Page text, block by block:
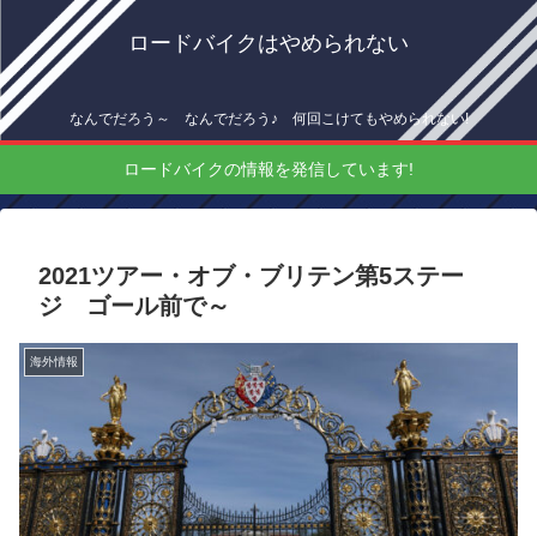
ロードバイクはやめられない
なんでだろう～ なんでだろう♪ 何回こけてもやめられない!
ロードバイクの情報を発信しています!
2021ツアー・オブ・ブリテン第5ステー
ジ ゴール前で～
海外情報